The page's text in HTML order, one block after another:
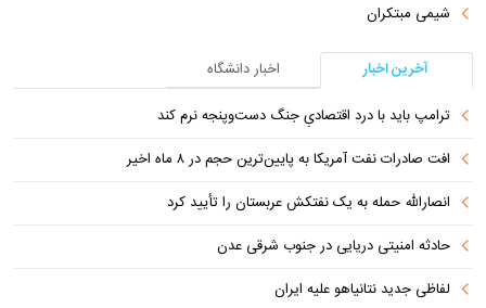
شیمی مبتکران
آخرین اخبار
اخبار دانشگاه
ترامپ باید با درد اقتصادیِ جنگ دست‌و‌پنجه نرم کند
افت صادرات نفت آمریکا به پایین‌ترین حجم در ۸ ماه اخیر
انصارالله حمله به یک نفتکش عربستان را تأیید کرد
حادثه امنیتی دریایی در جنوب شرقی عدن
لفاظی جدید نتانیاهو علیه ایران